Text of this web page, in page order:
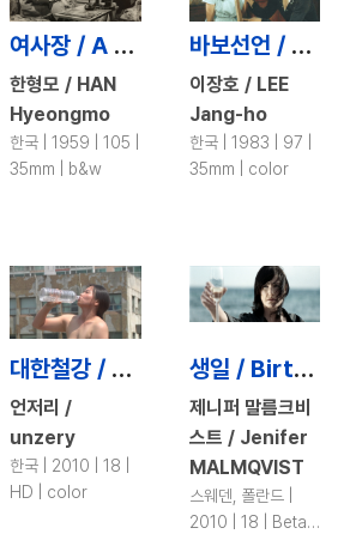
여사장 / A Female Boss
한형모 / HAN
Hyeongmo
한국 | 1959 | 105 |
35mm | b&w
바보선언 / Declaration of Idiot
이장호 / LEE
Jang-ho
한국 | 1983 | 97 |
35mm | color
대한철강 / Oh! Wonderful Korea!
언저리 /
unzery
한국 | 2010 | 18 |
HD | color
생일 / Birthday
제니퍼 말름크비
스트 / Jenifer
MALMQVIST
스웨덴, 폴란드 |
2010 | 18 | Beta |